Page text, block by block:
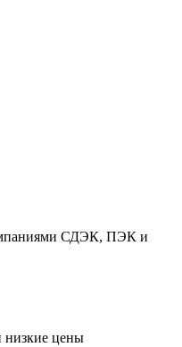
СДЭК, ПЭК и
цены